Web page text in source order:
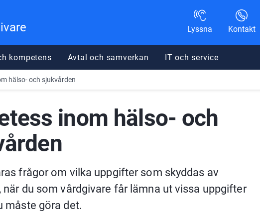
Lyssna Kontakt
kompetens Avtal och samverkan IT och service
hälso- och sjukvården
inom hälso- och
frågor om vilka uppgifter som skyddas av
när du som vårdgivare får lämna ut vissa uppgifter
måste göra det.